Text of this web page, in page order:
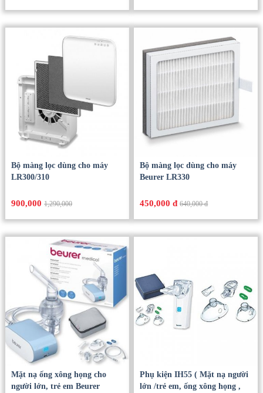
Bộ màng lọc dùng cho máy
LR300/310
900,0001,290,000
Bộ màng lọc dùng cho máy
Beurer LR330
450,000 đ 640,000 đ
Mặt nạ ống xông họng cho
người lớn, trẻ em Beurer
Phụ kiện IH55 ( Mặt nạ người
lớn /trẻ em, ống xông họng ,